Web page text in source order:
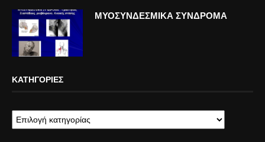
ΜΥΟΣΥΝΔΕΣΜΙΚΑ ΣΥΝΔΡΟΜΑ
ΚΑΤΗΓΟΡΊΕΣ